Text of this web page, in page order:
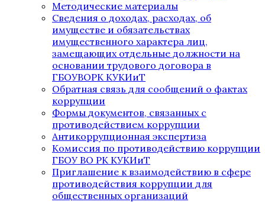
Методические материалы
Сведения о доходах, расходах, об
имуществе и обязательствах
имущественного характера лиц,
замещающих отдельные должности на
основании трудового договора в
ГБОУВОРК КУКИиТ
Обратная связь для сообщений о фактах
коррупции
Формы документов, связанных с
противодействием коррупции
Антикоррупционная экспертиза
Комиссия по противодействию коррупции
ГБОУ ВО РК КУКИиТ
Приглашение к взаимодействию в сфере
противодействия коррупции для
общественных организаций